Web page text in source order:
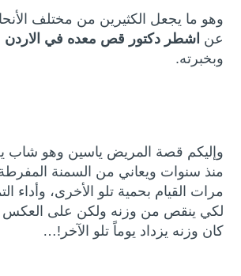
وهو ما يجعل الكثيرين من مختلف
عن اشطر دكتور قص معده في الاردن
وبخبرته.
وإليكم قصة المريض ياسين وهو
منذ سنوات ويعاني من السمنة
مرات القيام بحمية تلو الأخرى، وأداء
لكي ينقص من وزنه ولكن على
كان وزنه يزداد يوماً تلو الآخر!…